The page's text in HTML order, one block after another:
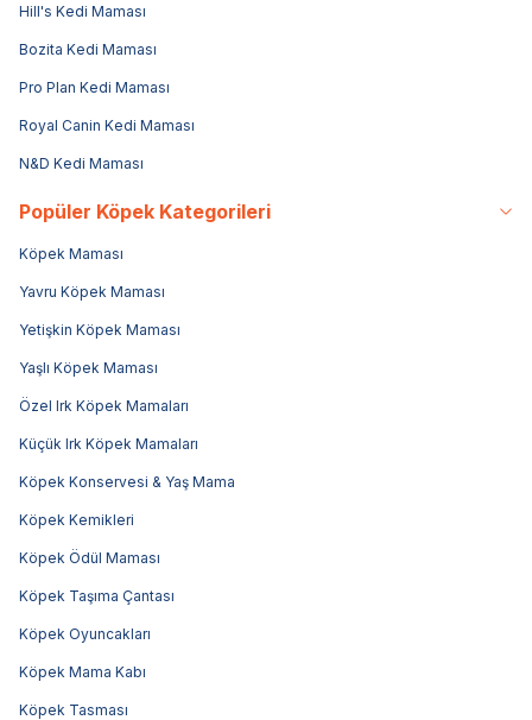
Hill's Kedi Maması
Bozita Kedi Maması
Pro Plan Kedi Maması
Royal Canin Kedi Maması
N&D Kedi Maması
Popüler Köpek Kategorileri
Köpek Maması
Yavru Köpek Maması
Yetişkin Köpek Maması
Yaşlı Köpek Maması
Özel Irk Köpek Mamaları
Küçük Irk Köpek Mamaları
Köpek Konservesi & Yaş Mama
Köpek Kemikleri
Köpek Ödül Maması
Köpek Taşıma Çantası
Köpek Oyuncakları
Köpek Mama Kabı
Köpek Tasması